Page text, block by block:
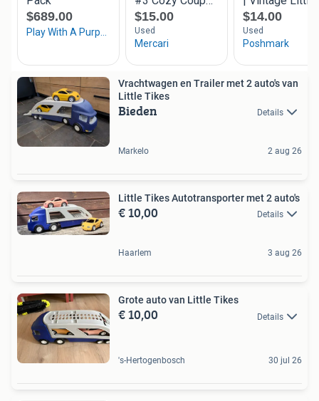
Vrachtwagen en Trailer met 2 auto's van
Little Tikes
Bieden Details
Markelo 2 aug 26
Little Tikes Autotransporter met 2 auto's
€ 10,00 Details
Haarlem 3 aug 26
Grote auto van Little Tikes
€ 10,00 Details
's-Hertogenbosch 30 jul 26